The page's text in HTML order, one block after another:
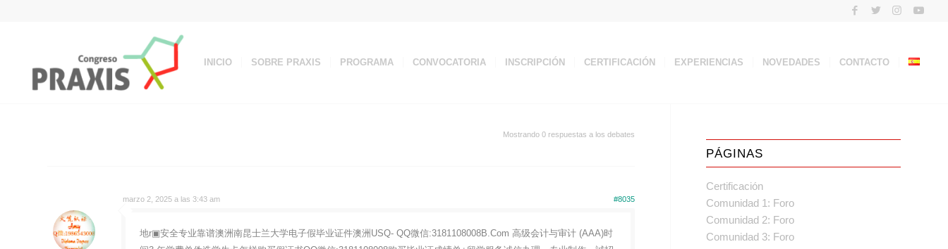
INICIO SOBRE PRAXIS PROGRAMA CONVOCATORIA INSCRIPCIÓN CERTIFICACIÓN EXPERIENCIAS NOVEDADES CONTACTO
Mostrando 0 respuestas a los debates
marzo 2, 2025 a las 3:43 am #8035
地r▣安全专业靠谱澳洲南昆士兰大学电子假毕业证件澳洲USQ- QQ微信:3181108008B.Com 高级会计与审计 (AAA)时
PÁGINAS
Certificación
Comunidad 1: Foro
Comunidad 2: Foro
Comunidad 3: Foro